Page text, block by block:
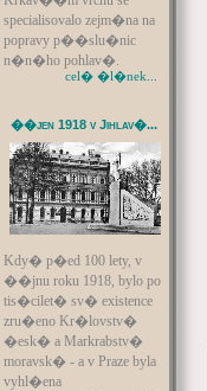
specialisovalo zejm�na na
popravy p��slu�nic
n�n�ho pohlav�.
cel� �l�nek...
��jen 1918 v Jihlav�...
Kdy� p�ed 100 lety, v
��jnu roku 1918, bylo po
tis�cilet� sv� existence
zru�eno Kr�lovstv�
�esk� a Markrabstv�
moravsk� - a v Praze byla
vyhl�ena